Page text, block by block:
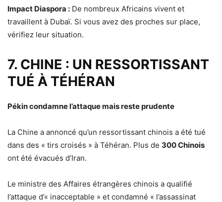
Impact Diaspora : De nombreux Africains vivent et
travaillent à Dubaï. Si vous avez des proches sur place,
vérifiez leur situation.
7. CHINE : UN RESSORTISSANT
TUÉ À TÉHÉRAN
Pékin condamne l’attaque mais reste prudente
La Chine a annoncé qu’un ressortissant chinois a été tué
dans des « tirs croisés » à Téhéran. Plus de 300 Chinois
ont été évacués d’Iran.
Le ministre des Affaires étrangères chinois a qualifié
l’attaque d’« inacceptable » et condamné « l’assassinat